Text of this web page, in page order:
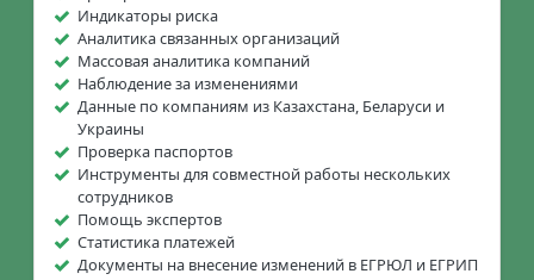
Индикаторы риска
Аналитика связанных организаций
Массовая аналитика компаний
Наблюдение за изменениями
Данные по компаниям из Казахстана, Беларуси и
Украины
Проверка паспортов
Инструменты для совместной работы нескольких
сотрудников
Помощь экспертов
Статистика платежей
Документы на внесение изменений в ЕГРЮЛ и ЕГРИП